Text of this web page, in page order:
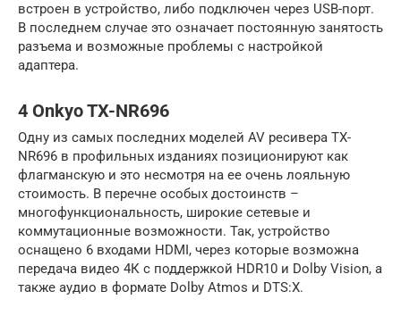
встроен в устройство, либо подключен через USB-порт.
В последнем случае это означает постоянную занятость
разъема и возможные проблемы с настройкой
адаптера.
4 Onkyo TX-NR696
Одну из самых последних моделей AV ресивера TX-
NR696 в профильных изданиях позиционируют как
флагманскую и это несмотря на ее очень лояльную
стоимость. В перечне особых достоинств –
многофункциональность, широкие сетевые и
коммутационные возможности. Так, устройство
оснащено 6 входами HDMI, через которые возможна
передача видео 4К с поддержкой HDR10 и Dolby Vision, а
также аудио в формате Dolby Atmos и DTS:X.